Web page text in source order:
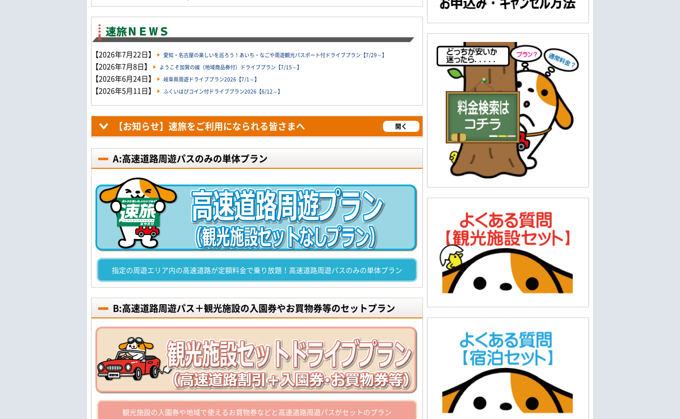
【2026年7月22日】 愛知・名古屋の楽しいを巡ろう！あいち・なごや周遊観光パスポート付ドライブプラン【7/29～】
【2026年7月8日】 ようこそ加賀の國（地域商品券付）ドライブプラン【7/15～】
【2026年6月24日】 岐阜県周遊ドライブプラン2026【7/1～】
【2026年5月11日】 ふくいはぴコイン付ドライブプラン2026【6/12～】
【お知らせ】速旅をご利用になられる皆さまへ 開く
A:高速道路周遊パスのみの単体プラン
指定の周遊エリア内の高速道路が定額料金で乗り放題！高速道路周遊パスのみの単体プラン
B:高速道路周遊パス＋観光施設の入園券やお買物券等のセットプラン
観光施設の入園券や地域で使えるお買物券などと高速道路周遊パスがセットのプラン